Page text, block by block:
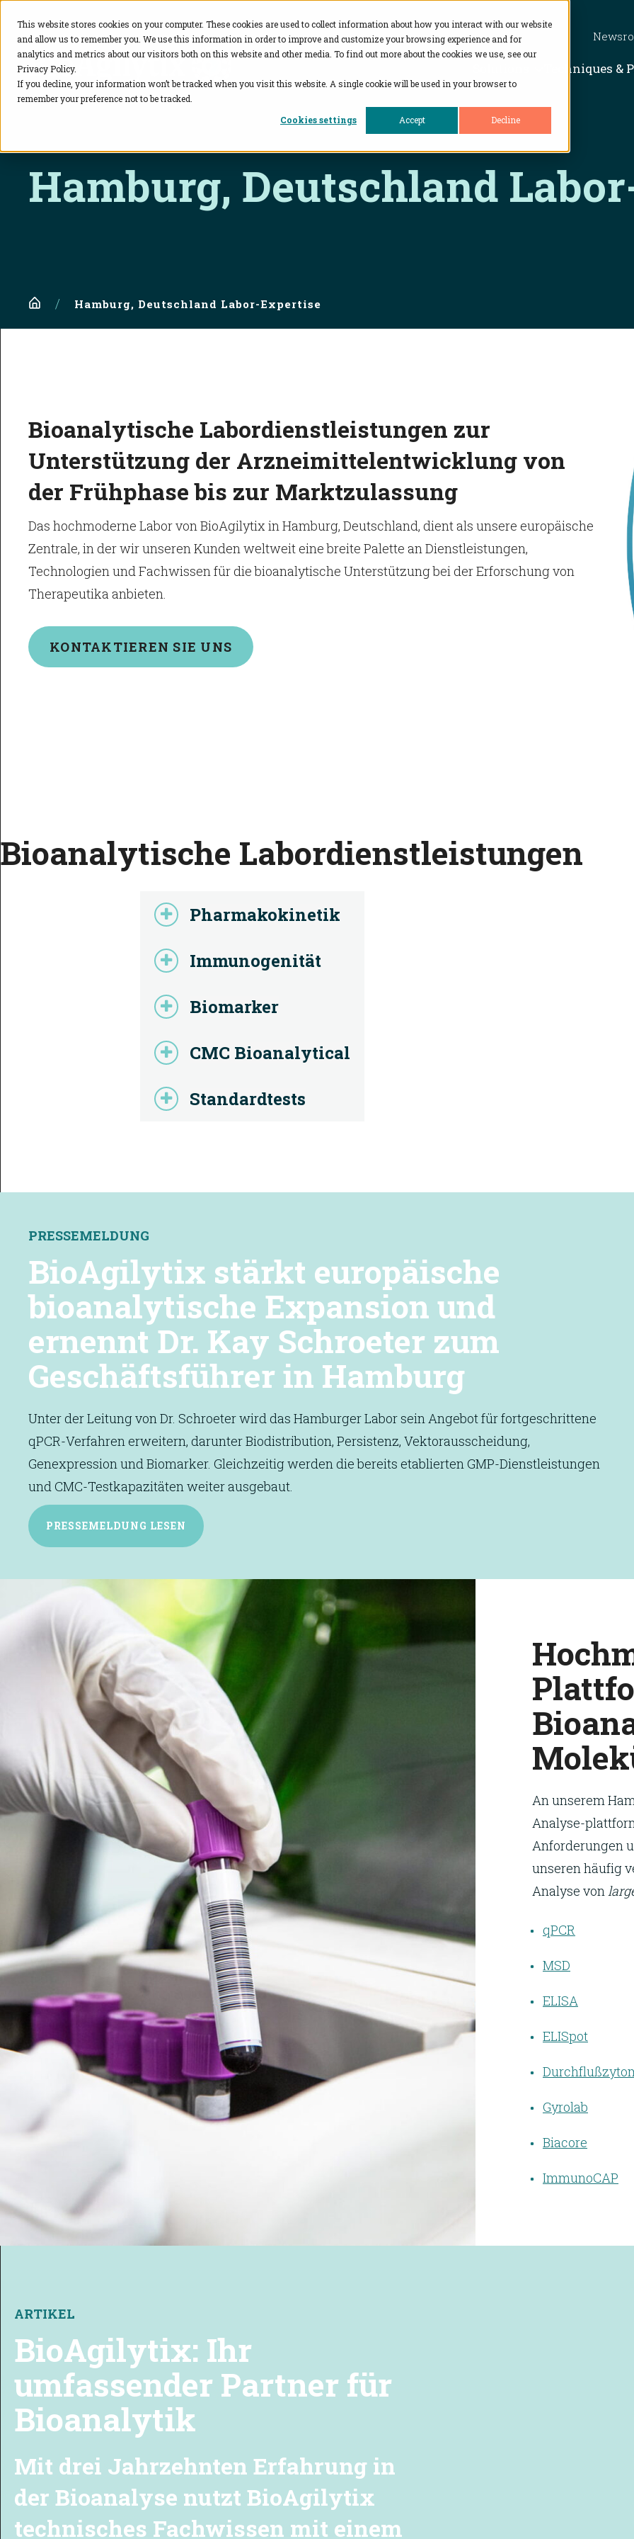
This website stores cookies on your computer. These cookies are used to collect information about how you interact with our website
and allow us to remember you. We use this information in order to improve and customize your browsing experience and for
analytics and metrics about our visitors both on this website and other media. To find out more about the cookies we use, see our
Privacy Policy.
If you decline, your information won’t be tracked when you visit this website. A single cookie will be used in your browser to
remember your preference not to be tracked.
Cookies settings
Accept Decline
BioAgilytix
Show
Techniques &
Hamburg, Deutschland
Home Hamburg, Deutschland Labor-Expertise
Bioanalytische Labordienstleistungen zur
Unterstützung der Arzneimittelentwicklung von
der Frühphase bis zur Marktzulassung
Das hochmoderne Labor von BioAgilytix in Hamburg, Deutschland, dient als unsere europäische
Zentrale, in der wir unseren Kunden weltweit eine breite Palette an Dienstleistungen,
Technologien und Fachwissen für die bioanalytische Unterstützung bei der Erforschung von
Therapeutika anbieten.
KONTAKTIEREN SIE UNS
Bioanalytische Labordienstleistungen
Pharmakokinetik
Immunogenität
Biomarker
CMC Bioanalytical
Standardtests
PRESSEMELDUNG
BioAgilytix stärkt europäische
bioanalytische Expansion und
ernennt Dr. Kay Schroeter zum
Geschäftsführer in Hamburg
Unter der Leitung von Dr. Schroeter wird das Hamburger Labor sein Angebot für fortgeschrittene
qPCR-Verfahren erweitern, darunter Biodistribution, Persistenz, Vektorausscheidung,
Genexpression und Biomarker. Gleichzeitig werden die bereits etablierten GMP-Dienstleistungen
und CMC-Testkapazitäten weiter ausgebaut.
PRESSEMELDUNG LESEN
An unserem
Analyse-
Anforderungen
unseren häufig
Analyse von
qPCR
MSD
ELISA
ELISpot
Gyrolab
Biacore
ImmunoCAP
ARTIKEL
BioAgilytix: Ihr
umfassender Partner für
Bioanalytik
Mit drei Jahrzehnten Erfahrung in
der Bioanalyse nutzt BioAgilytix
technisches Fachwissen mit einem